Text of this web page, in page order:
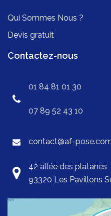
Qui Sommes Nous ?
Devis gratuit
Contactez-nous
01 84 81 01 30
07 89 52 43 10
contact@af-
42 allée des platanes
93320 Les Pavillons